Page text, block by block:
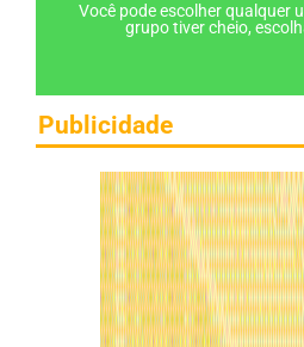
Você pode escolher qualquer
grupo tiver cheio,
Publicidade